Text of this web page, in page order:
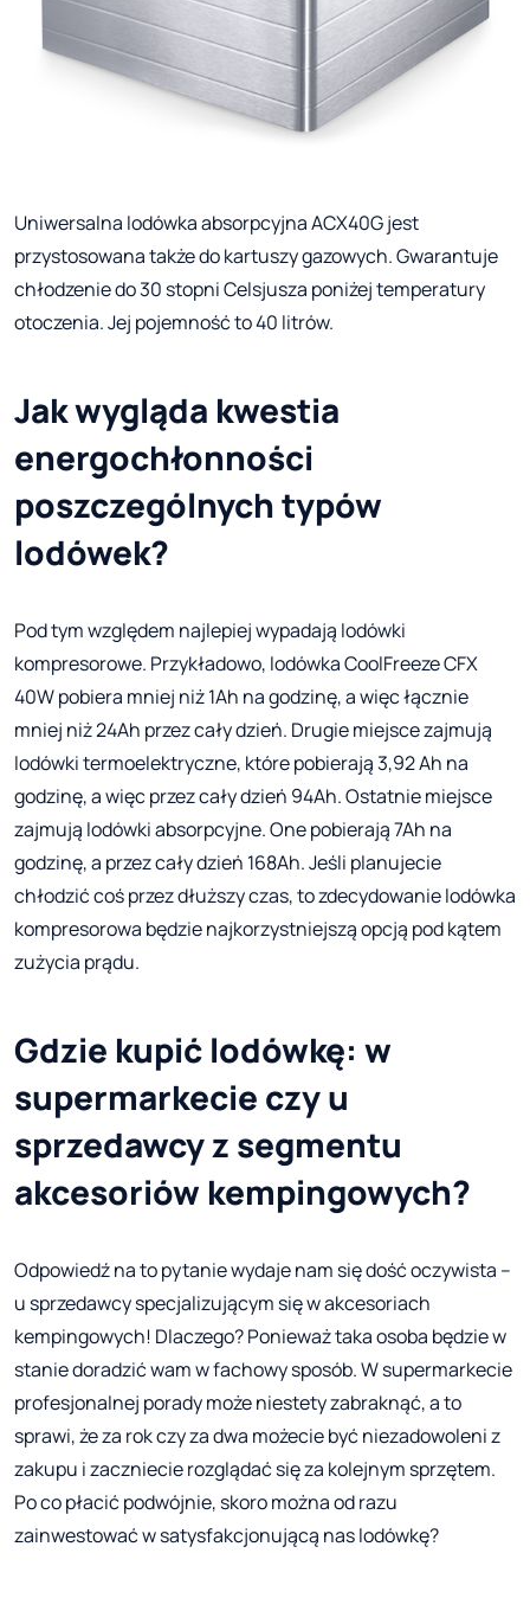
Uniwersalna lodówka absorpcyjna ACX40G jest
przystosowana także do kartuszy gazowych. Gwarantuje
chłodzenie do 30 stopni Celsjusza poniżej temperatury
otoczenia. Jej pojemność to 40 litrów.
Jak wygląda kwestia
energochłonności
poszczególnych typów
lodówek?
Pod tym względem najlepiej wypadają lodówki
kompresorowe. Przykładowo, lodówka CoolFreeze CFX
40W pobiera mniej niż 1Ah na godzinę, a więc łącznie
mniej niż 24Ah przez cały dzień. Drugie miejsce zajmują
lodówki termoelektryczne, które pobierają 3,92 Ah na
godzinę, a więc przez cały dzień 94Ah. Ostatnie miejsce
zajmują lodówki absorpcyjne. One pobierają 7Ah na
godzinę, a przez cały dzień 168Ah. Jeśli planujecie
chłodzić coś przez dłuższy czas, to zdecydowanie lodówka
kompresorowa będzie najkorzystniejszą opcją pod kątem
zużycia prądu.
Gdzie kupić lodówkę: w
supermarkecie czy u
sprzedawcy z segmentu
akcesoriów kempingowych?
Odpowiedź na to pytanie wydaje nam się dość oczywista –
u sprzedawcy specjalizującym się w akcesoriach
kempingowych! Dlaczego? Ponieważ taka osoba będzie w
stanie doradzić wam w fachowy sposób. W supermarkecie
profesjonalnej porady może niestety zabraknąć, a to
sprawi, że za rok czy za dwa możecie być niezadowoleni z
zakupu i zaczniecie rozglądać się za kolejnym sprzętem.
Po co płacić podwójnie, skoro można od razu
zainwestować w satysfakcjonującą nas lodówkę?